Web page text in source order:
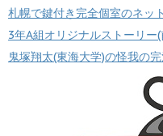
札幌で鍵付き完全個室のネッ
3年A組オリジナルストーリー
鬼塚翔太(東海大学)の怪我の